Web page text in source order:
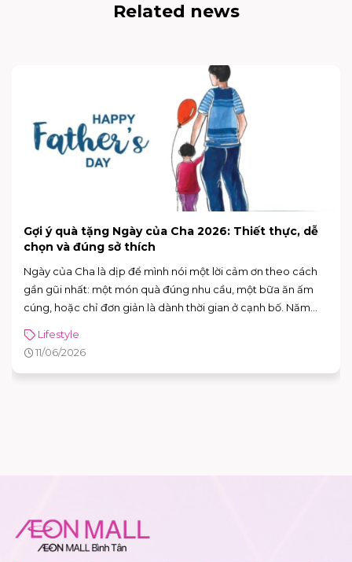
Related news
Hưởng ứng Ngày Môi trường Thế giới 5/6: Sống
xanh từ những thói quen nhỏ
Ngày 5/6 hằng năm là Ngày Môi trường Thế giới – dịp để mỗi
người “dừng lại một nhịp” và nhìn lại cách mình đang sống,
đang tiêu dùng và đang tác động lên môi trường xung
đến hành động vì khí hậu, với sự kiện toàn cầu được tổ chức
tại Azerbaijan.
Lifestyle
02/06/2026